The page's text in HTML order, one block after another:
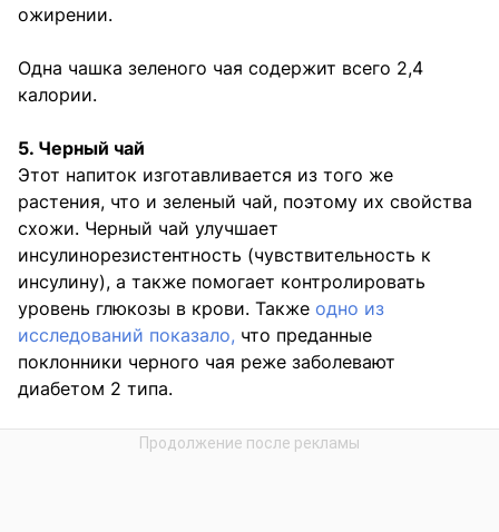
ожирении.
Одна чашка зеленого чая содержит всего 2,4
калории.
5. Черный чай
Этот напиток изготавливается из того же
растения, что и зеленый чай, поэтому их свойства
схожи. Черный чай улучшает
инсулинорезистентность (чувствительность к
инсулину), а также помогает контролировать
уровень глюкозы в крови. Также одно из
исследований показало, что преданные
поклонники черного чая реже заболевают
диабетом 2 типа.